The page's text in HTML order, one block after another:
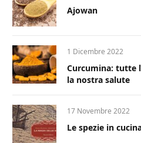
Ajowan
1 Dicembre 2022
Curcumina: tutte
la nostra salute
17 Novembre 2022
Le spezie in